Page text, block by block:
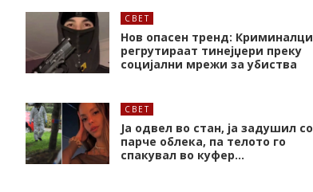
СВЕТ
Нов опасен тренд: Криминалци
регрутираат тинејџери преку
социјални мрежи за убиства
СВЕТ
Ја одвел во стан, ја задушил со
парче облека, па телото го
спакувал во куфер…